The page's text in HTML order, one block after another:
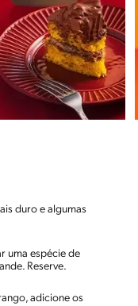
duro e algumas
uma espécie de
Reserve.
adicione os